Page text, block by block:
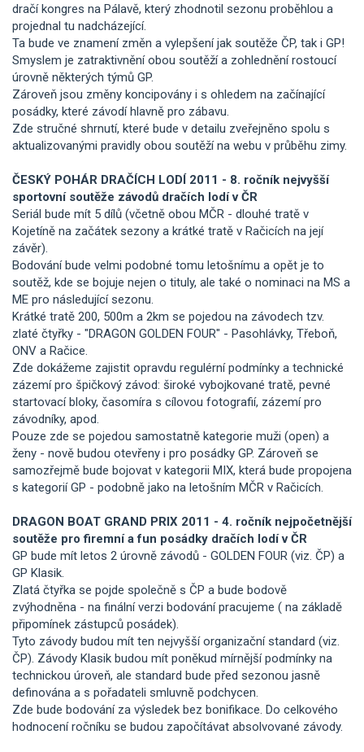
dračí kongres na Pálavě, který zhodnotil sezonu proběhlou a
projednal tu nadcházející.
Ta bude ve znamení změn a vylepšení jak soutěže ČP, tak i GP!
Smyslem je zatraktivnění obou soutěží a zohlednění rostoucí
úrovně některých týmů GP.
Zároveň jsou změny koncipovány i s ohledem na začínající
posádky, které závodí hlavně pro zábavu.
Zde stručné shrnutí, které bude v detailu zveřejněno spolu s
aktualizovanými pravidly obou soutěží na webu v průběhu zimy.
ČESKÝ POHÁR DRAČÍCH LODÍ 2011 - 8. ročník nejvyšší
sportovní soutěže závodů dračích lodí v ČR
Seriál bude mít 5 dílů (včetně obou MČR - dlouhé tratě v
Kojetíně na začátek sezony a krátké tratě v Račicích na její
závěr).
Bodování bude velmi podobné tomu letošnímu a opět je to
soutěž, kde se bojuje nejen o tituly, ale také o nominaci na MS a
ME pro následující sezonu.
Krátké tratě 200, 500m a 2km se pojedou na závodech tzv.
zlaté čtyřky - "DRAGON GOLDEN FOUR" - Pasohlávky, Třeboň,
ONV a Račice.
Zde dokážeme zajistit opravdu regulérní podmínky a technické
zázemí pro špičkový závod: široké vybojkované tratě, pevné
startovací bloky, časomíra s cílovou fotografií, zázemí pro
závodníky, apod.
Pouze zde se pojedou samostatně kategorie muži (open) a
ženy - nově budou otevřeny i pro posádky GP. Zároveň se
samozřejmě bude bojovat v kategorii MIX, která bude propojena
s kategorií GP - podobně jako na letošním MČR v Račicích.
DRAGON BOAT GRAND PRIX 2011 - 4. ročník nejpočetnější
soutěže pro firemní a fun posádky dračích lodí v ČR
GP bude mít letos 2 úrovně závodů - GOLDEN FOUR (viz. ČP) a
GP Klasik.
Zlatá čtyřka se pojde společně s ČP a bude bodově
zvýhodněna - na finální verzi bodování pracujeme ( na základě
připomínek zástupců posádek).
Tyto závody budou mít ten nejvyšší organizační standard (viz.
ČP). Závody Klasik budou mít poněkud mírnější podmínky na
technickou úroveň, ale standard bude před sezonou jasně
definována a s pořadateli smluvně podchycen.
Zde bude bodování za výsledek bez bonifikace. Do celkového
hodnocení ročníku se budou započítávat absolvované závody.